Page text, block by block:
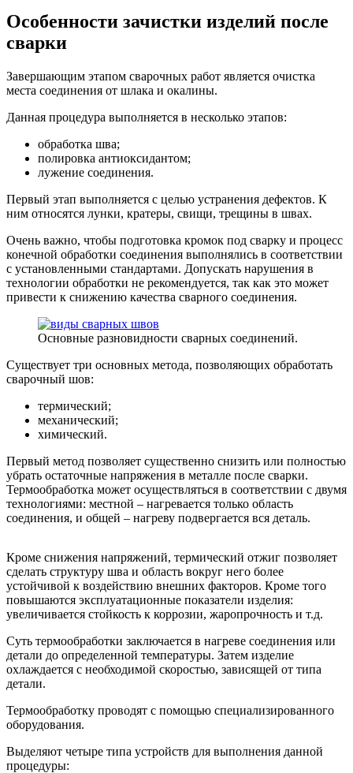
Особенности зачистки изделий после
сварки
Завершающим этапом сварочных работ является очистка
места соединения от шлака и окалины.
Данная процедура выполняется в несколько этапов:
обработка шва;
полировка антиоксидантом;
лужение соединения.
Первый этап выполняется с целью устранения дефектов. К
ним относятся лунки, кратеры, свищи, трещины в швах.
Очень важно, чтобы подготовка кромок под сварку и процесс
конечной обработки соединения выполнялись в соответствии
с установленными стандартами. Допускать нарушения в
технологии обработки не рекомендуется, так как это может
привести к снижению качества сварного соединения.
Основные разновидности сварных соединений.
Существует три основных метода, позволяющих обработать
сварочный шов:
термический;
механический;
химический.
Первый метод позволяет существенно снизить или полностью
убрать остаточные напряжения в металле после сварки.
Термообработка может осуществляться в соответствии с двумя
технологиями: местной – нагревается только область
соединения, и общей – нагреву подвергается вся деталь.
Кроме снижения напряжений, термический отжиг позволяет
сделать структуру шва и область вокруг него более
устойчивой к воздействию внешних факторов. Кроме того
повышаются эксплуатационные показатели изделия:
увеличивается стойкость к коррозии, жаропрочность и т.д.
Суть термообработки заключается в нагреве соединения или
детали до определенной температуры. Затем изделие
охлаждается с необходимой скоростью, зависящей от типа
детали.
Термообработку проводят с помощью специализированного
оборудования.
Выделяют четыре типа устройств для выполнения данной
процедуры: